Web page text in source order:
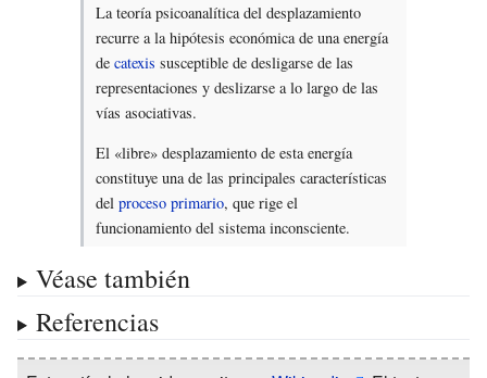
La teoría psicoanalítica del desplazamiento
recurre a la hipótesis económica de una energía
decatexis susceptible de desligarse de las
representaciones y deslizarse a lo largo de las
vías asociativas.
El «libre» desplazamiento de esta energía
constituye una de las principales características
delproceso primario, que rige el
funcionamiento del sistema inconsciente.
Véase también
Referencias